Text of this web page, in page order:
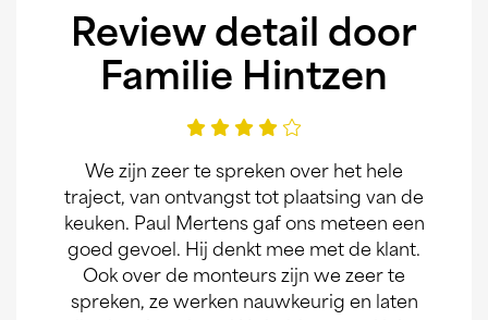
Review detail door
Familie Hintzen
We zijn zeer te spreken over het hele
traject, van ontvangst tot plaatsing van de
keuken. Paul Mertens gaf ons meteen een
goed gevoel. Hij denkt mee met de klant.
Ook over de monteurs zijn we zeer te
spreken, ze werken nauwkeurig en laten